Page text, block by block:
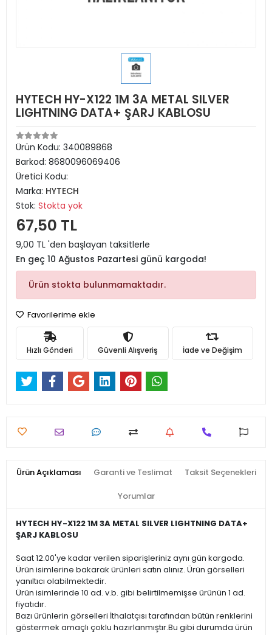
HYTECH HY-X122 1M 3A METAL SILVER
LIGHTNING DATA+ ŞARJ KABLOSU
Ürün Kodu: 340089868
Barkod: 8680096069406
Üretici Kodu:
Marka: HYTECH
Stok: Stokta yok
67,50 TL
9,00 TL 'den başlayan taksitlerle
En geç 10 Ağustos Pazartesi günü kargoda!
Ürün stokta bulunmamaktadır.
Favorilerime ekle
Hızlı Gönderi Güvenli Alışveriş İade ve Değişim
Ürün Açıklaması Garanti ve Teslimat Taksit Seçenekleri
Yorumlar
HYTECH HY-X122 1M 3A METAL SILVER LIGHTNING DATA+
ŞARJ KABLOSU
Saat 12.00'ye kadar verilen siparişleriniz aynı gün kargoda.
Ürün isimlerine bakarak ürünleri satın alınız. Ürün görselleri
yanıltıcı olabilmektedir.
Ürün isimlerinde 10 ad. v.b. gibi belirtilmemişse ürünün 1 ad.
fiyatıdır.
Bazı ürünlerin görselleri İthalatçısı tarafından bütün renklerini
göstermek amaçlı çoklu hazırlanmıştır.Bu gibi durumda ürün